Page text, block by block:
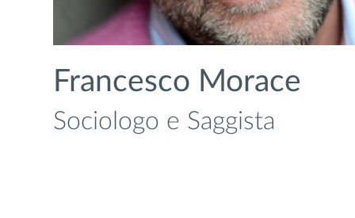
Francesco Morace
Sociologo e Saggista